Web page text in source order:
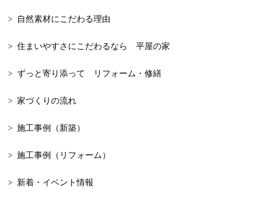
2023年12月
2023年11月
2023年10月
2023年9月
木の家
和モダン
一戸建て
新築
漆喰
自然素材にこだわる理由
住まいやすさにこだわるなら 平屋の家
ずっと寄り添って リフォーム・修繕
家づくりの流れ
施工事例（新築）
施工事例（リフォーム）
新着・イベント情報